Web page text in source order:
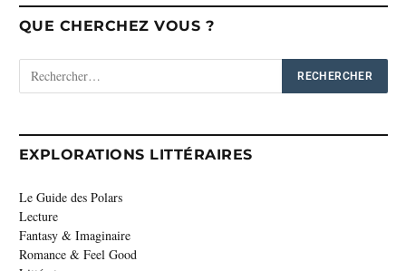
QUE CHERCHEZ VOUS ?
EXPLORATIONS LITTÉRAIRES
Le Guide des Polars
Lecture
Fantasy & Imaginaire
Romance & Feel Good